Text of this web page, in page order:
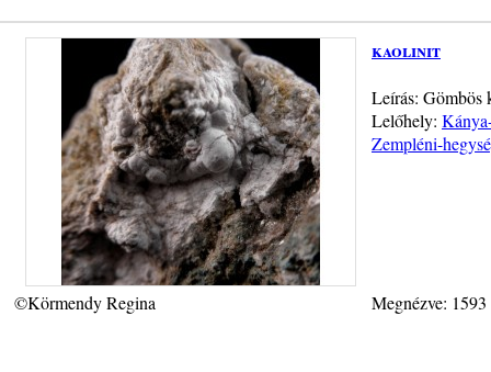
kaolinit
Leírás: Gömbös
Lelőhely:
Zempléni-
©Körmendy Regina Megnézve: